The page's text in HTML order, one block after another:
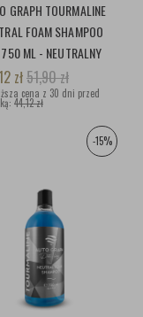
GRAPH TOURMALINE
FOAM SHAMPOO
ML - NEUTRALNY
zł51,90zł
cena z 30 dni przed
44,12 zł
-15%